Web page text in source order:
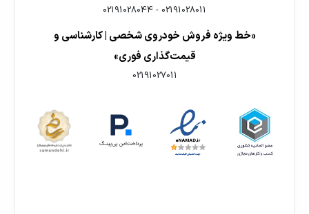
02191028011
-
02191028044
«خط ویژه فروش خودروی شخصی | کارشناسی و
قیمت‌گذاری فوری»
02191027011